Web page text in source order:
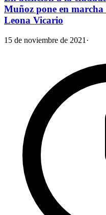
Muñoz pone en
Leona Vicario
15 de noviembre de 2021 ·